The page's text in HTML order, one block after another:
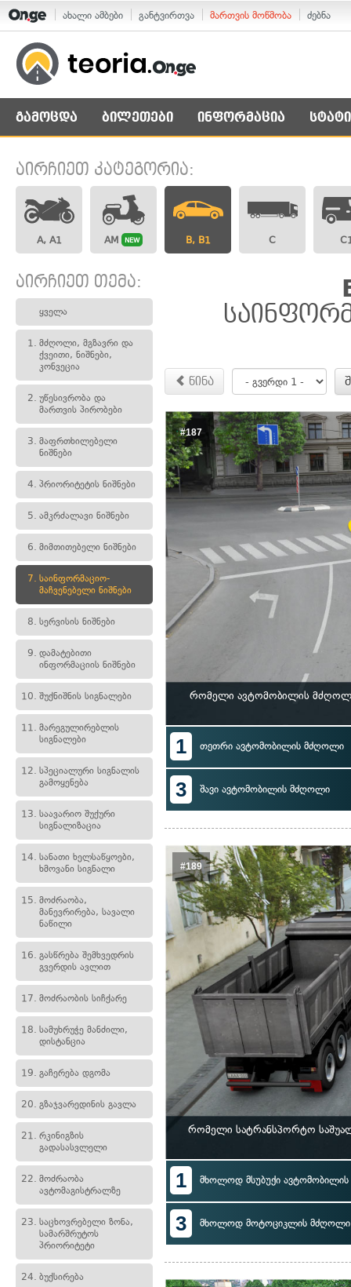
ახალი ამბები განტვირთვა მართვის მოწმობა ძებნა
გამოცდა ბილეთები ინფორმაცია
აირჩიეთ კატეგორია:
A, A1 AM NEW B, B1 C
აირჩიეთ თემა:
ყველა
1. მძღოლი, მგზავრი და
ქვეითი, ნიშნები,
კონვეცია
2. უწესივრობა და
მართვის პირობები
3. მაფრთხილებელი
ნიშნები
4. პრიორიტეტის ნიშნები
5. ამკრძალავი ნიშნები
6. მიმთითებელი ნიშნები
7. საინფორმაციო-
მაჩვენებელი ნიშნები
8. სერვისის ნიშნები
9. დამატებითი
ინფორმაციის ნიშნები
10. შუქნიშნის სიგნალები
11. მარეგულირებლის
სიგნალები
12. სპეციალური სიგნალის
გამოყენება
13. საავარიო შუქური
სიგნალიზაცია
14. სანათი ხელსაწყოები,
ხმოვანი სიგნალი
15. მოძრაობა,
მანევრირება, სავალი
ნაწილი
16. გასწრება შემხვედრის
გვერდის ავლით
17. მოძრაობის სიჩქარე
18. სამუხრუჭე მანძილი,
დისტანცია
19. გაჩერება დგომა
20. გზაჯვარედინის გავლა
21. რკინიგზის
გადასასვლელი
22. მოძრაობა
ავტომაგისტრალზე
23. საცხოვრებელი ზონა,
სამარშრუტოს
პრიორიტეტი
24. ბუქსირება
წინა
#187
რომელი ავტომობილის მძღოლი
1 თეთრი ავტომობილის მძღოლი
3 შავი ავტომობილის მძღოლი
#189
რომელი სატრანსპორტო
1 მხოლოდ მსუბუქი
3 მხოლოდ მოტოციკლის მძღოლი